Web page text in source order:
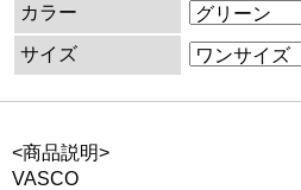
カラー
サイズ
<商品説明>
VASCO